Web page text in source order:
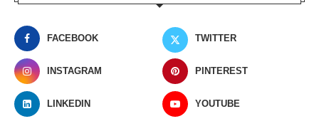
FACEBOOK TWITTER
INSTAGRAM PINTEREST
LINKEDIN YOUTUBE